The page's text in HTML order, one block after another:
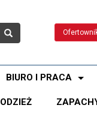
BIURO I PRACA
ODZIEŻ